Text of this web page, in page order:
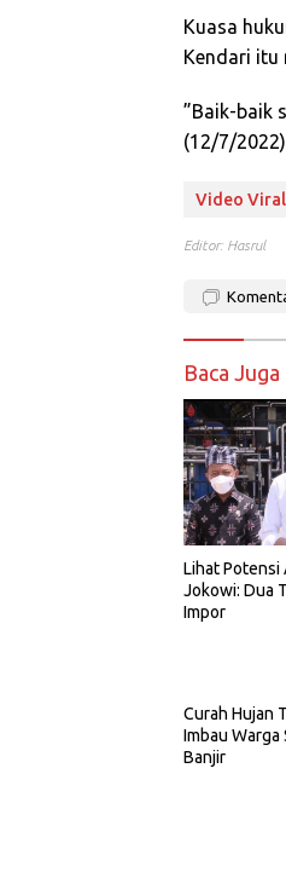
Kuasa
Kendari itu
”Baik-baik
(12/7/
Video Viral
Editor: Hasrul
Baca Juga
Lihat Potensi
Jokowi: Dua
Impor
Curah Hujan
Imbau Warga
Banjir